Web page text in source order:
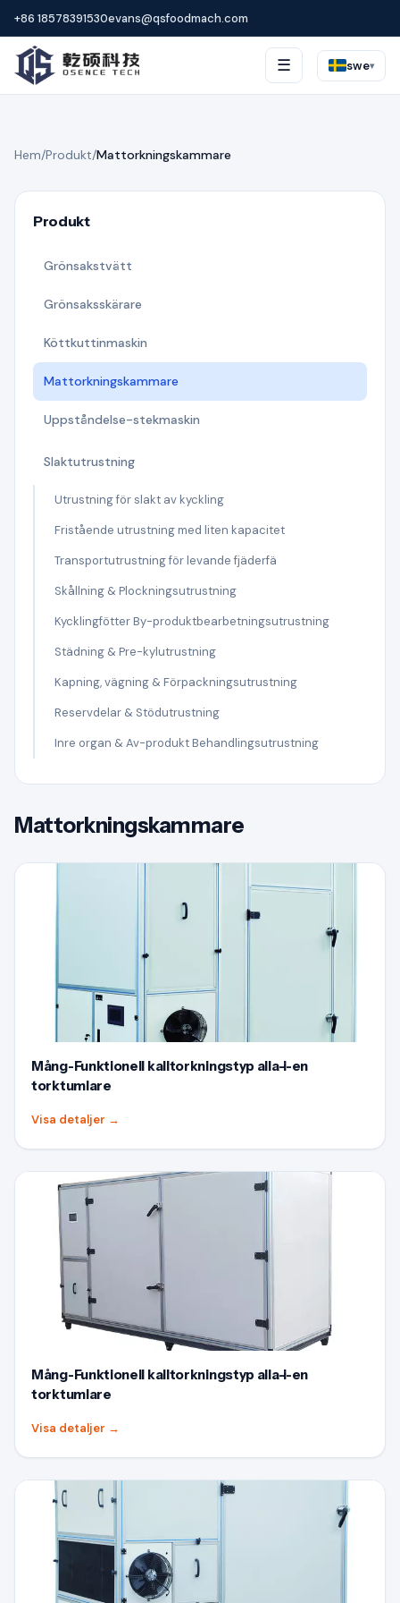
+86 18578391530evans@qsfoodmach.com
☰ swe▾
Hem/Produkt/Mattorkningskammare
Produkt
Grönsakstvätt
Grönsaksskärare
Köttkuttinmaskin
Mattorkningskammare
Uppståndelse-stekmaskin
Slaktutrustning
Utrustning för slakt av kyckling
Fristående utrustning med liten kapacitet
Transportutrustning för levande fjäderfä
Skållning & Plockningsutrustning
Kycklingfötter By-produktbearbetningsutrustning
Städning & Pre-kylutrustning
Kapning, vägning & Förpackningsutrustning
Reservdelar & Stödutrustning
Inre organ & Av-produkt Behandlingsutrustning
Mattorkningskammare
Mång-Funktionell kalltorkningstyp alla-i-en
torktumlare
Visa detaljer →
Mång-Funktionell kalltorkningstyp alla-i-en
torktumlare
Visa detaljer →